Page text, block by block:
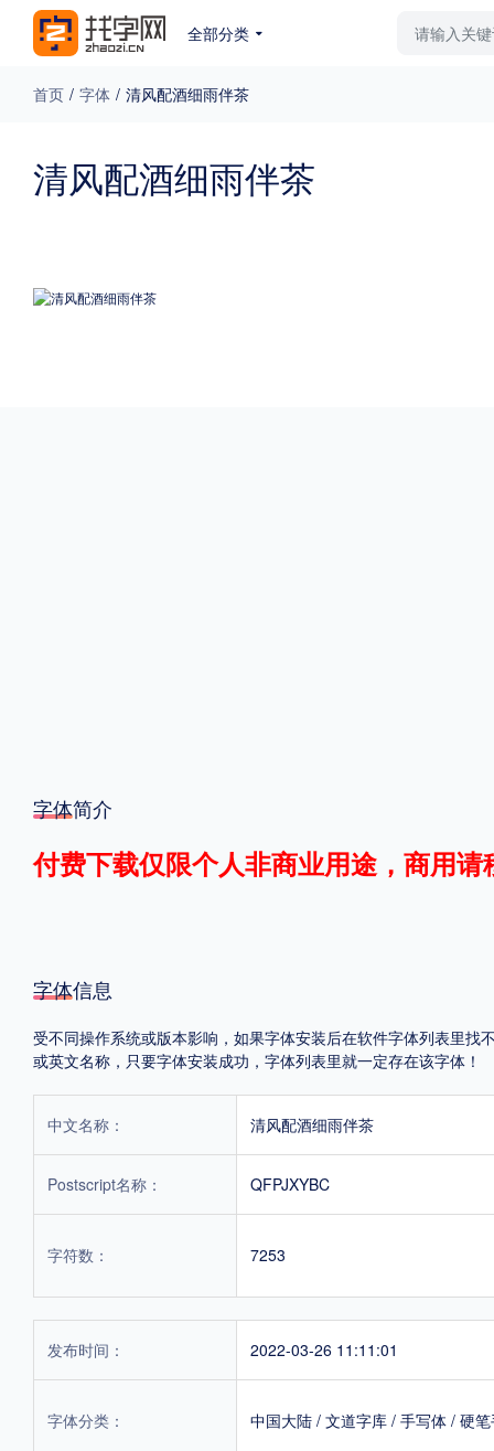
全部分类
免费下载 收费下载 更多
POP字体下载
首页 / 字体 / 清风配酒细雨伴茶
清风配酒细雨伴茶
字体简介
付费下载仅限个人非商业用途，商用
字体信息
受不同操作系统或版本影响，如果字体安装后在软件字体列表里
或英文名称，只要字体安装成功，字体列表里就一定存在该字体！
中文名称： 清风配酒细雨伴茶
Postscript名称： QFPJXYBC
字符数： 7253
发布时间： 2022-03-26 11:11:01
字体分类： 中国大陆 / 文道字库 / 手写体 / 硬